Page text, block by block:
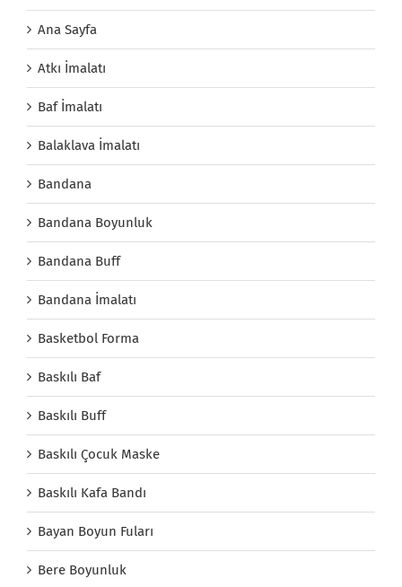
Ana Sayfa
Atkı İmalatı
Baf İmalatı
Balaklava İmalatı
Bandana
Bandana Boyunluk
Bandana Buff
Bandana İmalatı
Basketbol Forma
Baskılı Baf
Baskılı Buff
Baskılı Çocuk Maske
Baskılı Kafa Bandı
Bayan Boyun Fuları
Bere Boyunluk